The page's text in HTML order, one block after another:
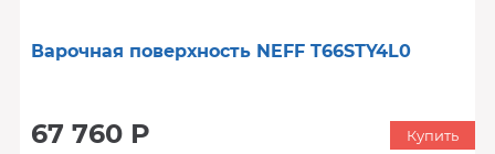
Варочная поверхность NEFF T66STY4L0
67 760 Р Купить